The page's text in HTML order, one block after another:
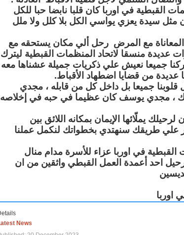
في اوربا كان قلبا نابضا حبا للكل
مثل سيدة يعزي يواسي الكل بلا كلل ولا ملل
مع المرض رحل ألي مكان يستحقه مع
عديدة منسقا لاتحاد المنظمات القبطية ليترك
جميعا نعيش علي ذكريات جميلة عشناها معه
عديدة من قضايا اضطهاد الأقباط.
جميعا بل داخل كل من قابله ، مجدي
مجدي يوسف كان عظيما في حبه في إخلاصه
يملّائها الإيمان بمكانه اللائق بين
علي طريقك سنهتدي بخطواتك لنكمل عملنا
في اوربا عزاء للأسرة مدام منال
لرحيل احد أعمدة العمل القبطي واثقين من ان
اوربا
News